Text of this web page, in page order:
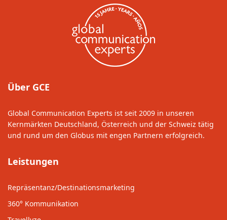
Über GCE
Global Communication Experts ist seit 2009 in unseren
Kernmärkten Deutschland, Österreich und der Schweiz tätig
und rund um den Globus mit engen Partnern erfolgreich.
Leistungen
Repräsentanz/Destinationsmarketing
360° Kommunikation